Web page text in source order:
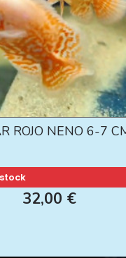
ROJO NENO 6-7
32,00 €